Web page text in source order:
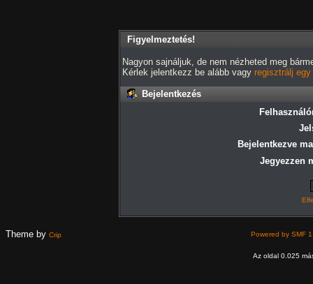
Figyelmeztetés!
Nagyon sajnáljuk, de nem nézheted meg
Kérlek jelentkezz be alább vagy regisztrálj
Bejelentkezés
Bejelentkezve
Jegyezzen
Theme by Crip Powered by SMF
Az oldal 0.025